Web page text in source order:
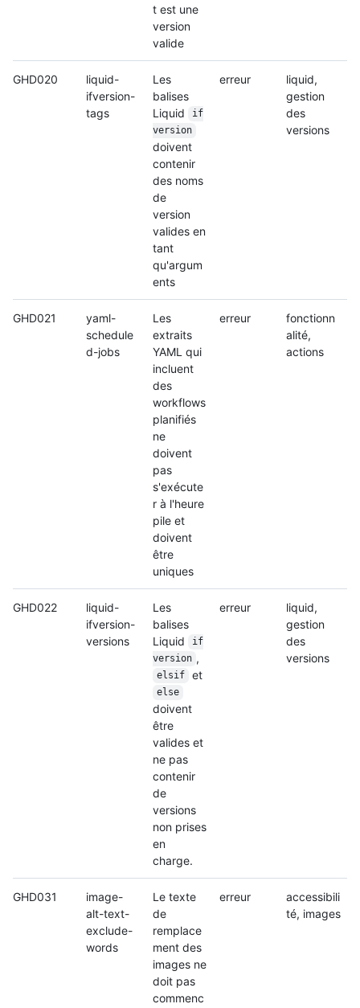
t est une
version
valide
GHD020
liquid-
ifversion-
tags
Les
balises
Liquid
if
version
doivent
contenir
des noms
de
version
valides en
tant
qu'argum
ents
erreur
liquid,
gestion
des
versions
GHD021
yaml-
schedule
d-jobs
Les
extraits
YAML qui
incluent
des
workflows
planifiés
ne
doivent
pas
s'exécute
r à l'heure
pile et
doivent
être
uniques
erreur
fonctionn
alité,
actions
GHD022
liquid-
ifversion-
versions
Les
balises
Liquid
if
version ,
elsif et
else
doivent
être
valides et
ne pas
contenir
de
versions
non prises
en
charge.
erreur
liquid,
gestion
des
versions
GHD031
image-
alt-text-
exclude-
words
Le texte
de
remplace
ment des
images ne
doit pas
commenc
erreur
accessibili
té, images